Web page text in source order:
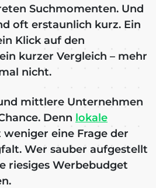
Suchmomenten. Und
oft erstaunlich kurz. Ein
Klick auf den
kurzer Vergleich – mehr
nicht.
mittlere Unternehmen
Denn lokale
eine Frage der
Wer sauber aufgestellt
riesiges Werbebudget